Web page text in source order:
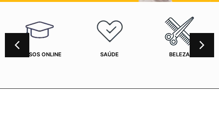
CURSOS ONLINE SAÚDE BELEZA